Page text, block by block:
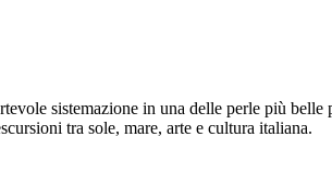
sistemazione in una delle perle più
tra sole, mare, arte e cultura italiana.